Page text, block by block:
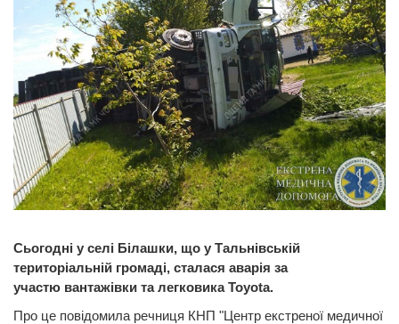
Сьогодні у селі Білашки, що у Тальнівській
територіальній громаді, сталася аварія за
участю вантажівки та легковика Toyota.
Про це повідомила речниця КНП "Центр екстреної медичної